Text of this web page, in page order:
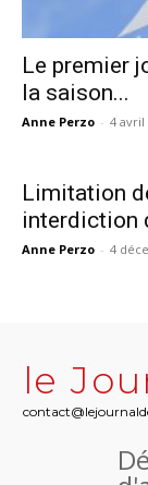
Le premier
la saison...
Anne Perzo - 4 avril
Limitation
interdiction
Anne Perzo - 4
le